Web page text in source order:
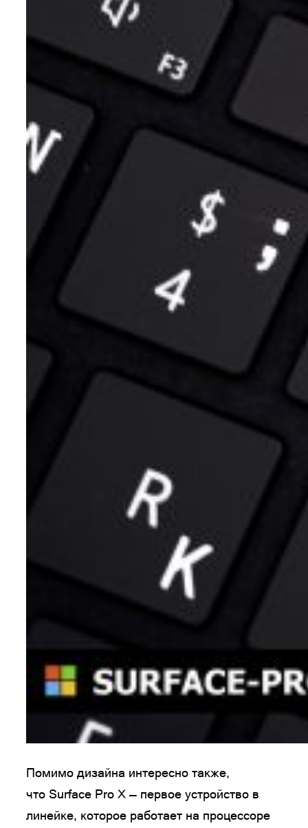
Помимо дизайна интересно также,
что Surface Pro X — первое устройство в
линейке, которое работает на процессоре